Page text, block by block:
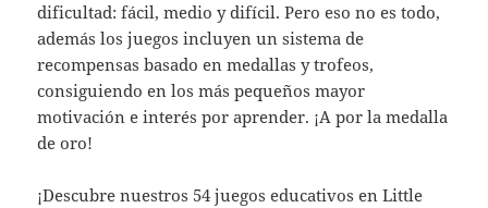
dificultad: fácil, medio y difícil. Pero eso no es todo,
además los juegos incluyen un sistema de
recompensas basado en medallas y trofeos,
consiguiendo en los más pequeños mayor
motivación e interés por aprender. ¡A por la medalla
de oro!
¡Descubre nuestros 54 juegos educativos en Little